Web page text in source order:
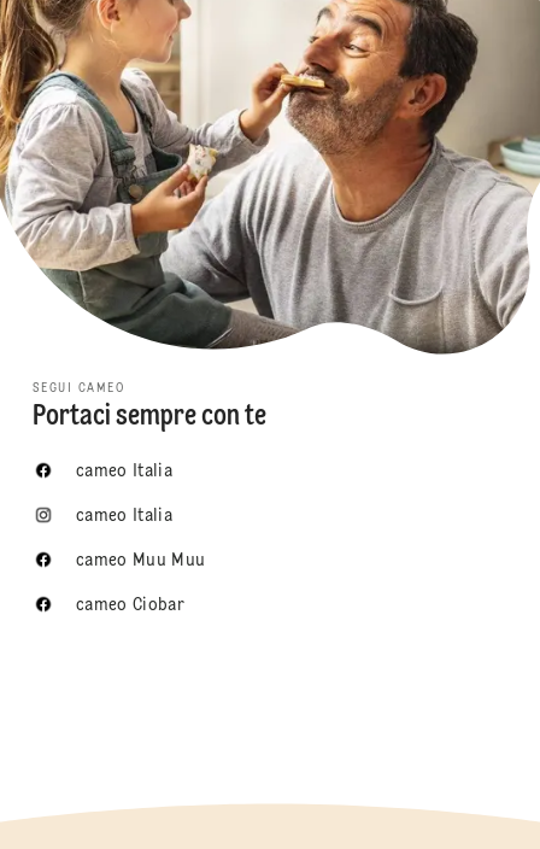
SEGUI CAMEO
Portaci sempre con te
cameo Italia
cameo Italia
cameo Muu Muu
cameo Ciobar